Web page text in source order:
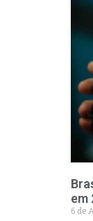
em
6 de